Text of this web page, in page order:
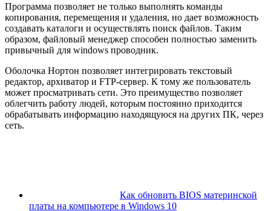
Программа позволяет не только выполнять команды
копирования, перемещения и удаления, но дает возможность
создавать каталоги и осуществлять поиск файлов. Таким
образом, файловый менеджер способен полностью заменить
привычный для windows проводник.
Оболочка Нортон позволяет интегрировать текстовый
редактор, архиватор и FTP-сервер. К тому же пользователь
может просматривать сети. Это преимущество позволяет
облегчить работу людей, которым постоянно приходится
обрабатывать информацию находящуюся на других ПК, через
сеть.
Как обновить BIOS материнской
платы на компьютере в Windows 10